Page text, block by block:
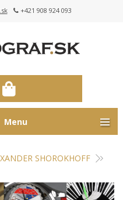
+421 908 924 093
SHOROKHOFF
Menu